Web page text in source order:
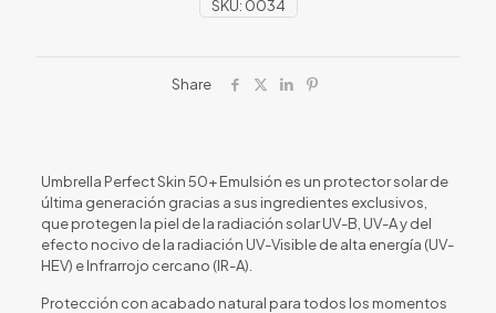
SKU: 0034
Share
Umbrella Perfect Skin 50+ Emulsión es un protector solar de
última generación gracias a sus ingredientes exclusivos,
que protegen la piel de la radiación solar UV-B, UV-A y del
efecto nocivo de la radiación UV-Visible de alta energía (UV-
HEV) e Infrarrojo cercano (IR-A).
Protección con acabado natural para todos los momentos